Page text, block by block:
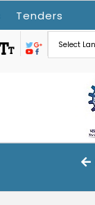
Tenders